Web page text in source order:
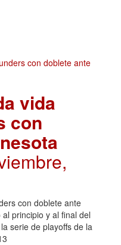
vida
con
con doblete ante
principio y al final del
serie de playoffs de la